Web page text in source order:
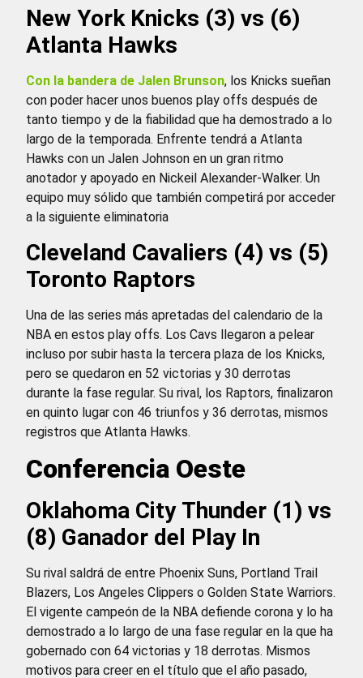
New York Knicks (3) vs (6)
Atlanta Hawks
Con la bandera de Jalen Brunson, los Knicks sueñan
con poder hacer unos buenos play offs después de
tanto tiempo y de la fiabilidad que ha demostrado a lo
largo de la temporada. Enfrente tendrá a Atlanta
Hawks con un Jalen Johnson en un gran ritmo
anotador y apoyado en Nickeil Alexander-Walker. Un
equipo muy sólido que también competirá por acceder
a la siguiente eliminatoria
Cleveland Cavaliers (4) vs (5)
Toronto Raptors
Una de las series más apretadas del calendario de la
NBA en estos play offs. Los Cavs llegaron a pelear
incluso por subir hasta la tercera plaza de los Knicks,
pero se quedaron en 52 victorias y 30 derrotas
durante la fase regular. Su rival, los Raptors, finalizaron
en quinto lugar con 46 triunfos y 36 derrotas, mismos
registros que Atlanta Hawks.
Conferencia Oeste
Oklahoma City Thunder (1) vs
(8) Ganador del Play In
Su rival saldrá de entre Phoenix Suns, Portland Trail
Blazers, Los Angeles Clippers o Golden State Warriors.
El vigente campeón de la NBA defiende corona y lo ha
demostrado a lo largo de una fase regular en la que ha
gobernado con 64 victorias y 18 derrotas. Mismos
motivos para creer en el título que el año pasado,